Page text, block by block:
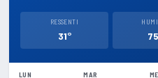
RESSENTI
31°
LUN MAR